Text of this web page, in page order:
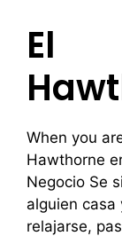
El
When you
Hawthorne
Negocio Se
alguien casa
relajarse,